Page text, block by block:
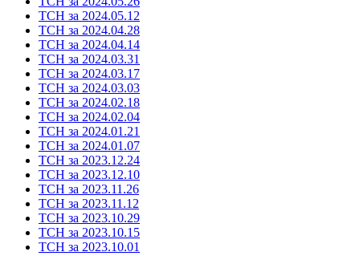
ТСН за 2024.05.12
ТСН за 2024.04.28
ТСН за 2024.04.14
ТСН за 2024.03.31
ТСН за 2024.03.17
ТСН за 2024.03.03
ТСН за 2024.02.18
ТСН за 2024.02.04
ТСН за 2024.01.21
ТСН за 2024.01.07
ТСН за 2023.12.24
ТСН за 2023.12.10
ТСН за 2023.11.26
ТСН за 2023.11.12
ТСН за 2023.10.29
ТСН за 2023.10.15
ТСН за 2023.10.01